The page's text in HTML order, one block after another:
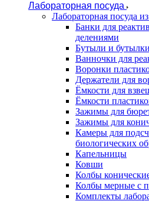
Лабораторная посуда
Лабораторная посуда
Банки для
делениями
Бутыли и
Ванночки для
Воронки
Держатели для
Ёмкости для
Ёмкости
Зажимы для
Зажимы для
Камеры для
биологических
Капельницы
Ковши
Колбы
Колбы мерные с
Комплекты